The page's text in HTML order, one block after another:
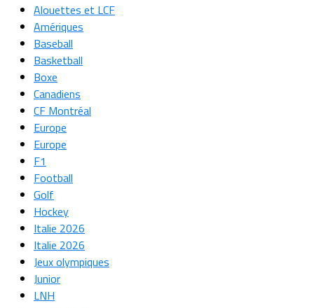
Alouettes et LCF
Amériques
Baseball
Basketball
Boxe
Canadiens
CF Montréal
Europe
Europe
F1
Football
Golf
Hockey
Italie 2026
Italie 2026
Jeux olympiques
Junior
LNH